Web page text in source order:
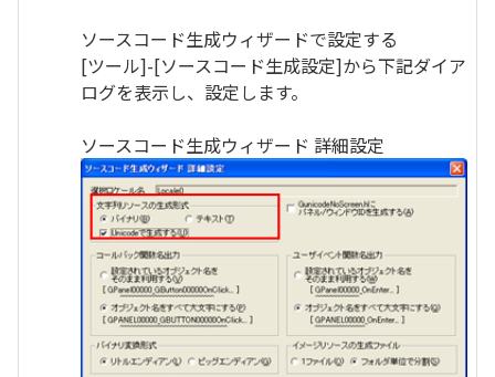
ソースコード生成ウィザードで設定する
[ツール]-[ソースコード生成設定]から下記ダイア
ログを表示し、設定します。
ソースコード生成ウィザード 詳細設定